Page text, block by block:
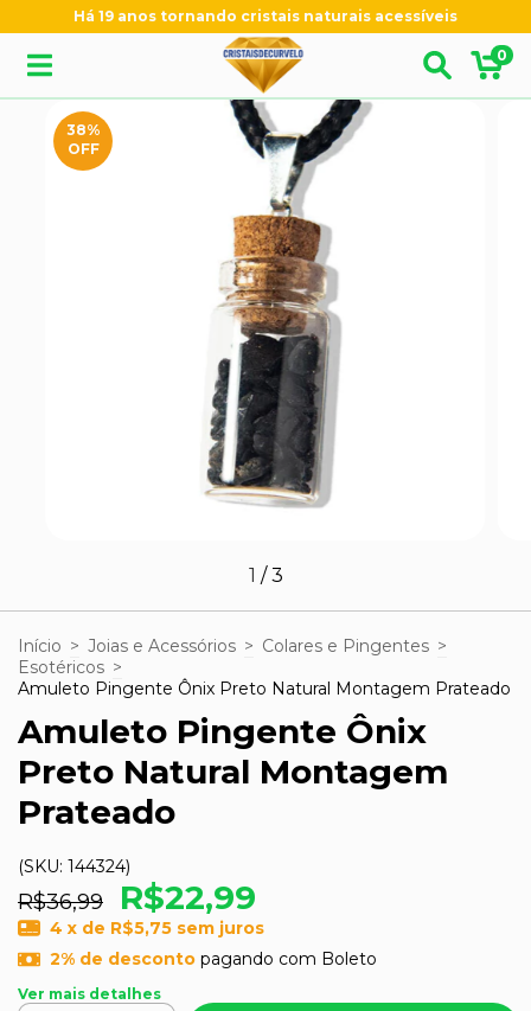
Há 19 anos tornando cristais naturais acessíveis
0
38%
OFF
1 /3
Início > Joias e Acessórios > Colares e Pingentes >
Esotéricos >
Amuleto Pingente Ônix Preto Natural Montagem Prateado
Amuleto Pingente Ônix
Preto Natural Montagem
Prateado
(SKU: 144324)
R$36,99 R$22,99
4 x de R$5,75 sem juros
2% de descontopagando com Boleto
Ver mais detalhes